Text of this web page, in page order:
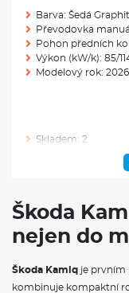
Barva: Šedá
Převodovka
Pohon předních kol
Výkon (kW/k): 85/
Modelový rok: 2026
Skladem: 2
Rezervní kolo
Sada nářadí
Škoda
Škoda
nejen do
Škoda Kamiq je prvním
kombinuje kompaktní